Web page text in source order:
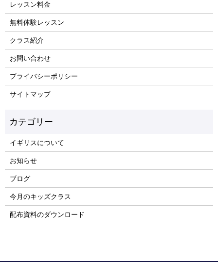
レッスン料金
無料体験レッスン
クラス紹介
お問い合わせ
プライバシーポリシー
サイトマップ
イギリスについて
お知らせ
ブログ
今月のキッズクラス
配布資料のダウンロード